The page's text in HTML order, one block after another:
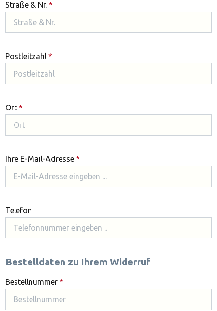
Straße & Nr. *
Postleitzahl *
Ort *
Ihre E-Mail-Adresse *
Telefon
Bestelldaten zu Ihrem Widerruf
Bestellnummer *